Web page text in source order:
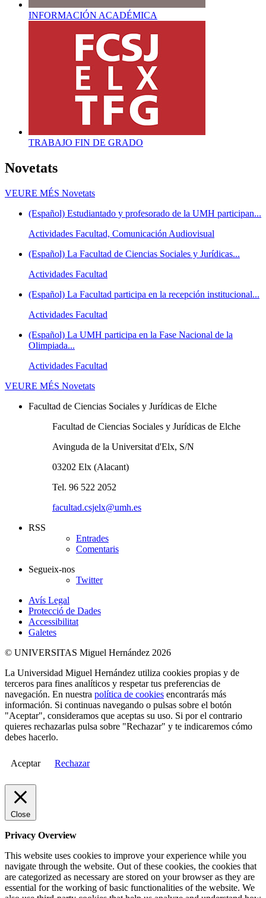
INFORMACIÓN ACADÉMICA
TRABAJO FIN DE GRADO
Novetats
VEURE MÉS Novetats
(Español) Estudiantado y profesorado de la UMH participan...
Actividades Facultad, Comunicación Audiovisual
(Español) La Facultad de Ciencias Sociales y Jurídicas...
Actividades Facultad
(Español) La Facultad participa en la recepción institucional...
Actividades Facultad
(Español) La UMH participa en la Fase Nacional de la
Olimpiada...
Actividades Facultad
VEURE MÉS Novetats
Facultad de Ciencias Sociales y Jurídicas de Elche
Facultad de Ciencias Sociales y Jurídicas de Elche
Avinguda de la Universitat d'Elx, S/N
03202 Elx (Alacant)
Tel. 96 522 2052
facultad.csjelx@umh.es
RSS
Entrades
Comentaris
Segueix-nos
Twitter
Avís Legal
Protecció de Dades
Accessibilitat
Galetes
© UNIVERSITAS Miguel Hernández 2026
La Universidad Miguel Hernández utiliza cookies propias y de
terceros para fines analíticos y respetar tus preferencias de
navegación. En nuestra política de cookies encontrarás más
información. Si continuas navegando o pulsas sobre el botón
"Aceptar", consideramos que aceptas su uso. Si por el contrario
quieres rechazarlas pulsa sobre "Rechazar" y te indicaremos cómo
debes hacerlo.
Aceptar Rechazar
Close
Privacy Overview
This website uses cookies to improve your experience while you
navigate through the website. Out of these cookies, the cookies that
are categorized as necessary are stored on your browser as they are
essential for the working of basic functionalities of the website. We